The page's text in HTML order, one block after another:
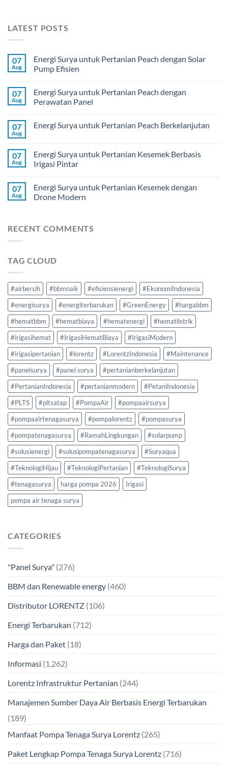
LATEST POSTS
07
Aug
Energi Surya untuk Pertanian Peach dengan Solar
Pump Efisien
07
Aug
Energi Surya untuk Pertanian Peach dengan
Perawatan Panel
07
Aug
Energi Surya untuk Pertanian Peach Berkelanjutan
07
Aug
Energi Surya untuk Pertanian Kesemek Berbasis
Irigasi Pintar
07
Aug
Energi Surya untuk Pertanian Kesemek dengan
Drone Modern
RECENT COMMENTS
TAG CLOUD
#airbersih #bbmnaik #efisiensienergi
#EkonomiIndonesia
#energisurya
#energiterbarukan #GreenEnergy
#hargabbm
#hematbbm
#hematbiaya #hematenergi
#hematlistrik
#irigasihemat
#IrigasiHematBiaya
#IrigasiModern
#irigasipertanian
#lorentz #LorentzIndonesia
#Maintenance
#panelsurya
#panel surya
#pertanianberkelanjutan
#PertanianIndonesia
#pertanianmodern
#PetaniIndonesia
#PLTS
#pltsatap #PompaAir
#pompaairsurya
#pompaairtenagasurya
#pompalorentz
#pompasurya
#pompatenagasurya
#RamahLingkungan
#solarpump
#solusienergi
#solusipompatenagasurya
#Suryaqua
#TeknologiHijau
#TeknologiPertanian
#TeknologiSurya
#tenagasurya
harga pompa 2026
Irigasi
pompa air tenaga surya
CATEGORIES
"Panel Surya" (276)
BBM dan Renewable energy (460)
Distributor LORENTZ (106)
Energi Terbarukan (712)
Harga dan Paket (18)
Informasi (1,262)
Lorentz Infrastruktur Pertanian (244)
Manajemen Sumber Daya Air Berbasis Energi Terbarukan
(189)
Manfaat Pompa Tenaga Surya Lorentz (265)
Paket Lengkap Pompa Tenaga Surya Lorentz (716)